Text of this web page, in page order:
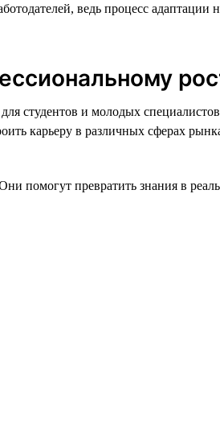
ведь процесс
студентов и молодых
карьеру в различных сферах
помогут превратить знания в